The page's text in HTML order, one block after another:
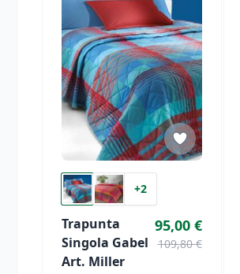
+2
Trapunta
Singola Gabel
Art. Miller
95,00 €
109,80 €